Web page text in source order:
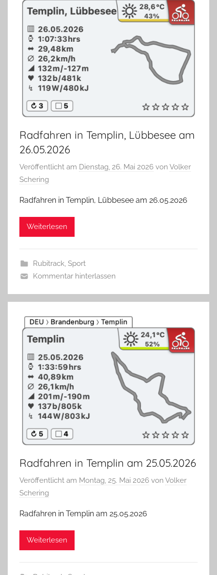
Radfahren in Templin, Lübbesee am
26.05.2026
Veröffentlicht am Dienstag, 26. Mai 2026 von Volker
Schering
Radfahren in Templin, Lübbesee am 26.05.2026
Weiterlesen
Rubitrack, Sport
Kommentar hinterlassen
Radfahren in Templin am 25.05.2026
Veröffentlicht am Montag, 25. Mai 2026 von Volker
Schering
Radfahren in Templin am 25.05.2026
Weiterlesen